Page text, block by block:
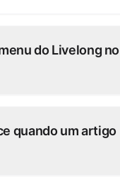
do Livelong no
os outros canais.
quando um artigo